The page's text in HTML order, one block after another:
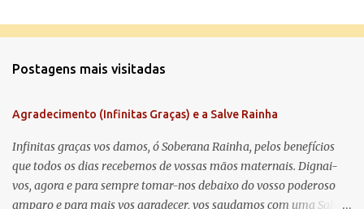
e
t
á
r
i
Postagens mais visitadas
Agradecimento (Infinitas Graças) e a Salve Rainha
Infinitas graças vos damos, ó Soberana Rainha, pelos benefícios
que todos os dias recebemos de vossas mãos maternais. Dignai-
vos, agora e para sempre tomar-nos debaixo do vosso poderoso
amparo e para mais vos agradecer, vos saudamos com uma Salve